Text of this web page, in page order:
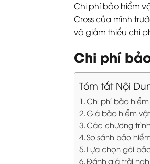
Chi phí bảo hiểm
Cross của mình
và giảm thiểu chi
Chi phí
Tóm tắt Nội
Chi phí bảo
Giá bảo hiểm
Các chương
So sánh bảo
Lựa chọn gói
Đánh giá trải